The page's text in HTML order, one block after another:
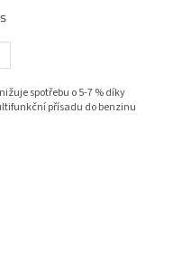
spotřebu o 5-7 % díky
přísadu do benzinu